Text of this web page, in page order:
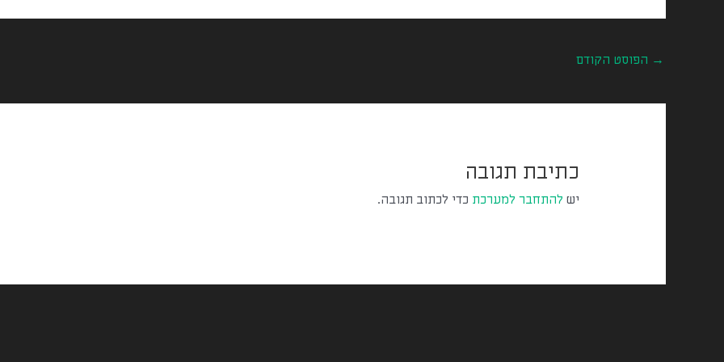
→ הפוסט הקודם
כתיבת תגובה
יש להתחבר למערכת כדי לכתוב תגובה.